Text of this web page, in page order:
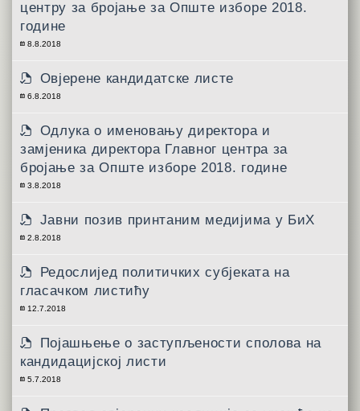
центру за бројање за Опште изборе 2018.
године
8.8.2018
Овјерене кандидатске листе
6.8.2018
Одлука о именовању директора и
замјеника директора Главног центра за
бројање за Опште изборе 2018. године
3.8.2018
Јавни позив принтаним медијима у БиХ
2.8.2018
Редослијед политичких субјеката на
гласачком листићу
12.7.2018
Појашњење о заступљености сполова на
кандидацијској листи
5.7.2018